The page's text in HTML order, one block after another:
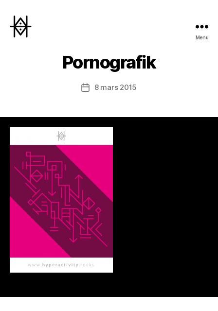
Menu
Pornografik
Date8 mars 2015